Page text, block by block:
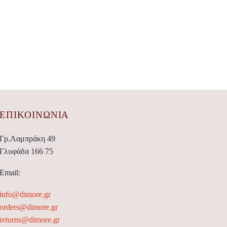
ΕΠΙΚΟΙΝΩΝΊΑ
Γρ.Λαμπράκη 49
Γλυφάδα 166 75
Email:
info@dimore.gr
orders@dimore.gr
returns@dimore.gr